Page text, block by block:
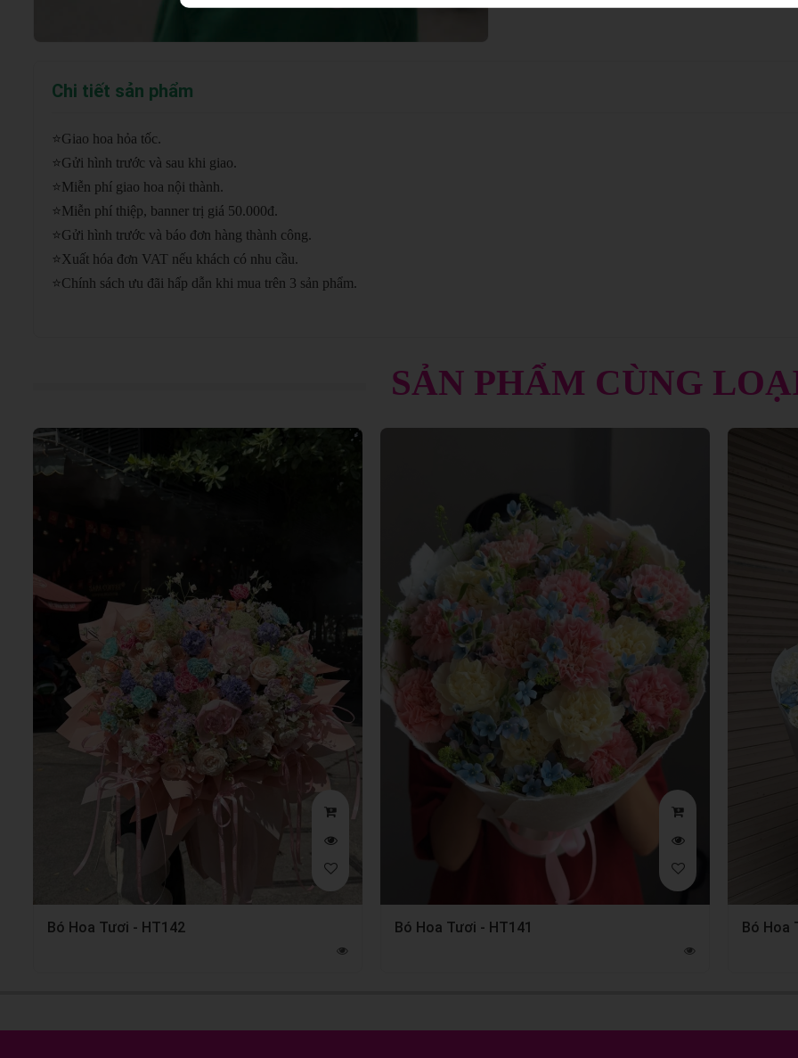
Chi tiết sản phẩm
⭐Giao hoa hỏa tốc.
⭐Gửi hình trước và sau khi giao.
⭐Miễn phí giao hoa nội thành.
⭐Miễn phí thiệp, banner trị giá 50.000đ.
⭐Gửi hình trước và báo đơn hàng thành công.
⭐Xuất hóa đơn VAT nếu khách có nhu cầu.
⭐Chính sách ưu đãi hấp dẫn khi mua trên 3 sản phẩm.
SẢN PHẨM CÙNG
Bó Hoa Tươi - HT142 Bó Hoa Tươi - HT141 Bó Hoa